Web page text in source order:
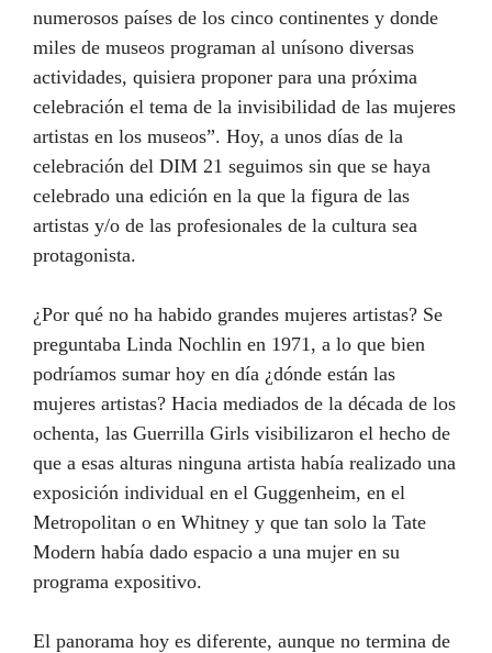
numerosos países de los cinco continentes y donde
miles de museos programan al unísono diversas
actividades, quisiera proponer para una próxima
celebración el tema de la invisibilidad de las mujeres
artistas en los museos”. Hoy, a unos días de la
celebración del DIM 21 seguimos sin que se haya
celebrado una edición en la que la figura de las
artistas y/o de las profesionales de la cultura sea
protagonista.
¿Por qué no ha habido grandes mujeres artistas? Se
preguntaba Linda Nochlin en 1971, a lo que bien
podríamos sumar hoy en día ¿dónde están las
mujeres artistas? Hacia mediados de la década de los
ochenta, las Guerrilla Girls visibilizaron el hecho de
que a esas alturas ninguna artista había realizado una
exposición individual en el Guggenheim, en el
Metropolitan o en Whitney y que tan solo la Tate
Modern había dado espacio a una mujer en su
programa expositivo.
El panorama hoy es diferente, aunque no termina de